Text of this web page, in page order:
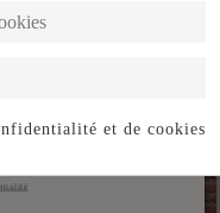
et de cookies